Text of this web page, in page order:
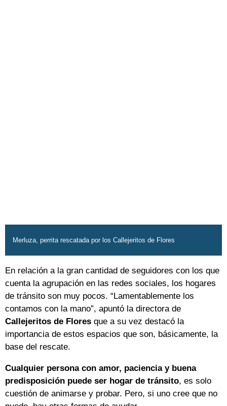
Merluza, perrita rescatada por los Callejeritos de Flores
En relación a la gran cantidad de seguidores con los que
cuenta la agrupación en las redes sociales, los hogares
de tránsito son muy pocos. “Lamentablemente los
contamos con la mano”, apuntó la directora de
Callejeritos de Flores que a su vez destacó la
importancia de estos espacios que son, básicamente, la
base del rescate.
Cualquier persona con amor, paciencia y buena
predisposición puede ser hogar de tránsito, es solo
cuestión de animarse y probar. Pero, si uno cree que no